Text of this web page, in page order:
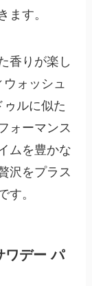
ます。
香りが楽し
ォッシュ
ルに似た
ォーマンス
ムを豊かな
沢をプラス
す。
ワデー パ